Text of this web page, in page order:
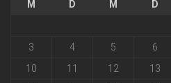
M D M D
3
4 5 6
10
11 12 13